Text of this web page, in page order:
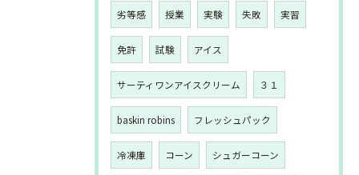
劣等感 授業 実験 失敗 実習
免許 試験 アイス
サーティワンアイスクリーム ３１
baskin robins フレッシュパック
冷凍庫 コーン シュガーコーン